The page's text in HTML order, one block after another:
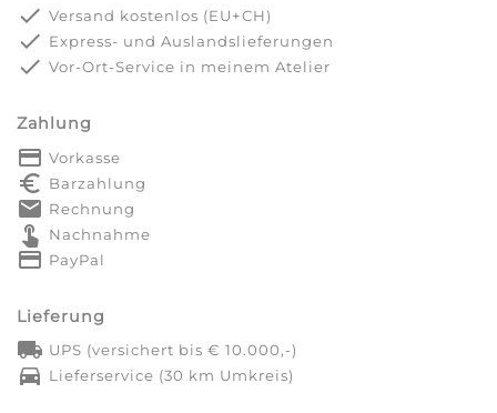
done Versand kostenlos (EU+CH)
done Express- und Auslandslieferungen
done Vor-Ort-Service in meinem Atelier
Zahlung
payment Vorkasse
euro_symbol Barzahlung
markunread Rechnung
touch_app Nachnahme
credit_card PayPal
Lieferung
local_shipping UPS (versichert bis € 10.000,-)
directions_car Lieferservice (30 km Umkreis)